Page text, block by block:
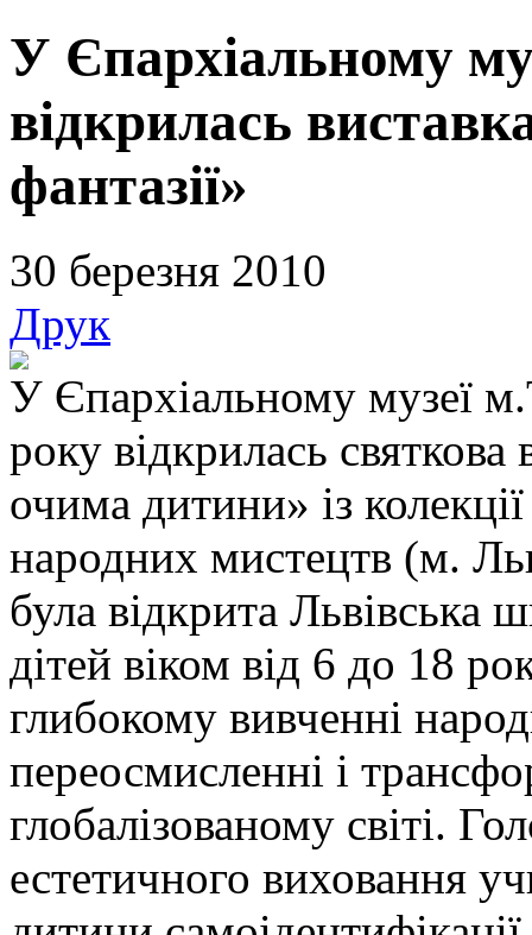
У Єпархіальному
відкрилась
фантазії»
30 березня 2010
Друк
У Єпархіальному музеї
року відкрилась
очима дитини» із
народних мистецтв (м.
була відкрита Львівська
дітей віком від 6 до 18
глибокому вивченні
переосмисленні і
глобалізованому світі.
естетичного виховання